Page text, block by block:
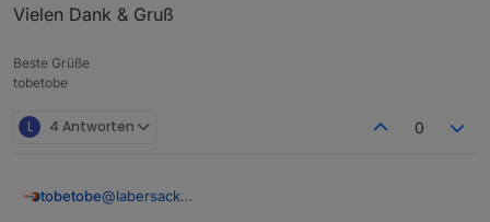
Vielen Dank & Gruß
Beste Grüße
tobetobe
L 4 Antworten 0
tobetobe@labersack